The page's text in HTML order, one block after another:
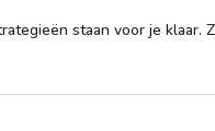
staan voor je klaar.